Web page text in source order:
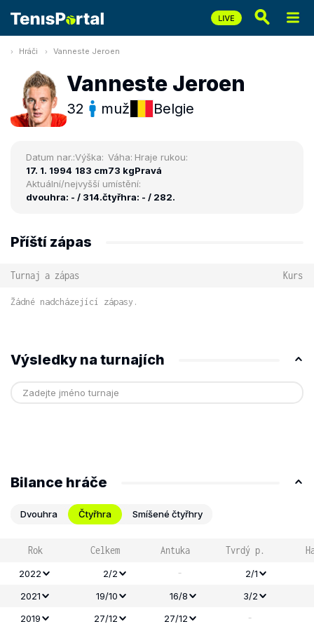
Hráči Vanneste Jeroen
Vanneste Jeroen
32 muž Belgie
Datum nar.:
17. 1. 1994
Výška:
183 cm
Váha:
73 kg
Hraje rukou:
Pravá
Aktuální/nejvyšší umístění:
dvouhra: - / 314.čtyřhra: - / 282.
Příští zápas
Turnaj a zápas Kurs
Žádné nadcházející zápasy.
Výsledky na turnajích
Bilance hráče
Dvouhra Čtyřhra Smíšené čtyřhry
Rok Celkem Antuka Tvrdý p.
2022 2/2 -
2/1
2021
19/10 16/8
3/2
2019
27/12 27/12 -